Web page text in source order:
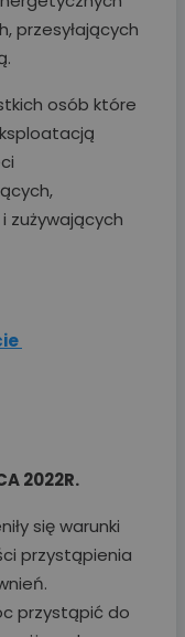
przesyłających
osób które
zużywających
2022R.
się warunki
przystąpienia
przystąpić do